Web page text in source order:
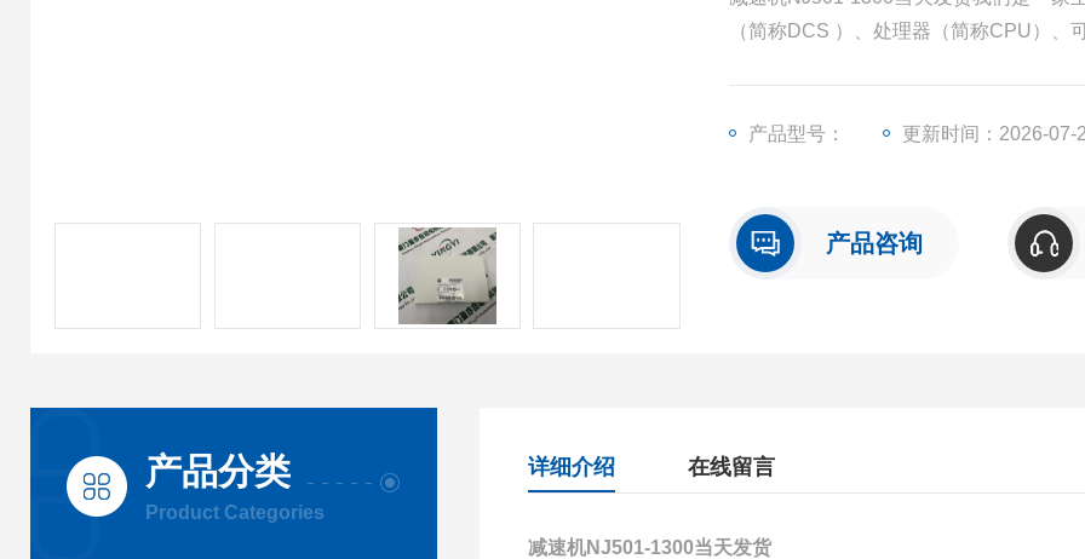
（简称DCS ）、处理器（简称CPU）
产品型号： 更新时间：2026-07-
产品咨询
产品分类
Product Categories
详细介绍 在线留言
减速机NJ501-1300当天发货